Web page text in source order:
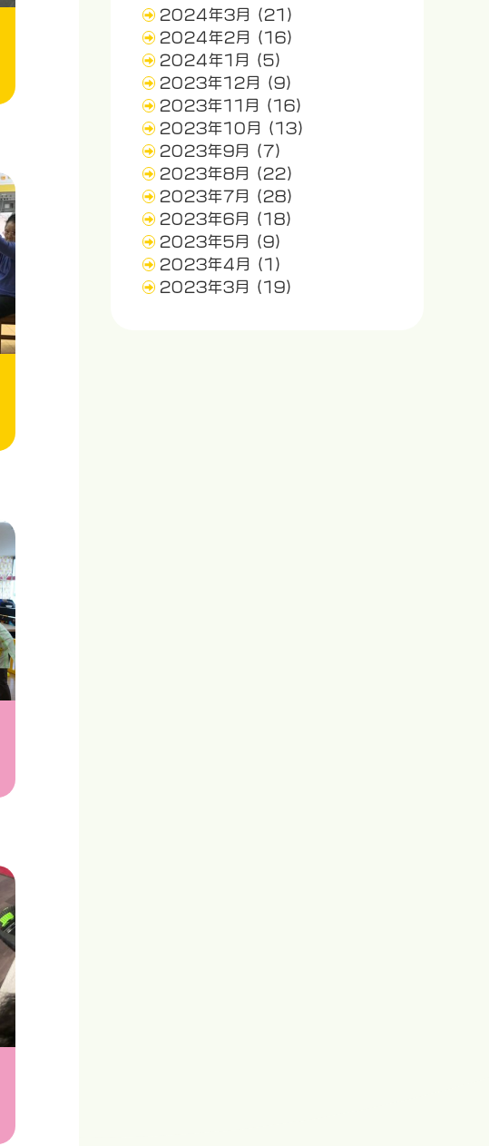
2024年3月
(21)
2024年2月
(16)
2024年1月
(5)
2023年12月
(9)
2023年11月
(16)
2023年10月
(13)
2023年9月
(7)
2023年8月
(22)
2023年7月
(28)
2023年6月
(18)
2023年5月
(9)
2023年4月
(1)
2023年3月
(19)